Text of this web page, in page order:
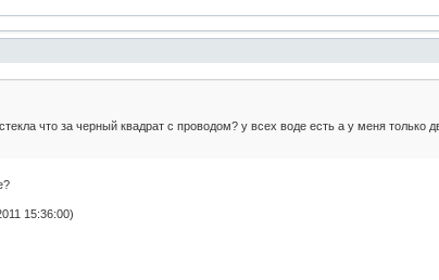
что за черный квадрат с проводом? у всех воде есть а у меня только
15:36:00)